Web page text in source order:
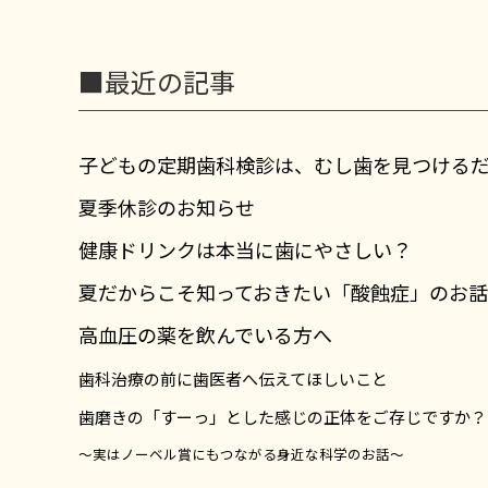
■最近の記事
子どもの定期歯科検診は、むし歯を見つける
夏季休診のお知らせ
健康ドリンクは本当に歯にやさしい？
夏だからこそ知っておきたい「酸蝕症」のお話
高血圧の薬を飲んでいる方へ
歯科治療の前に歯医者へ伝えてほしいこと
歯磨きの「すーっ」とした感じの正体をご存じですか？
～実はノーベル賞にもつながる身近な科学のお話～